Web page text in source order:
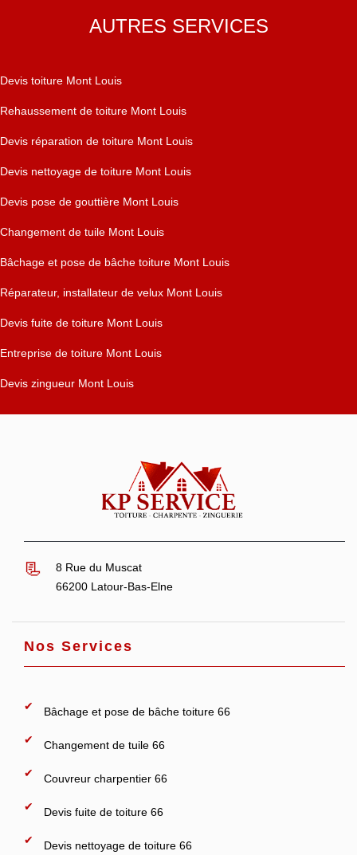
AUTRES SERVICES
Devis toiture Mont Louis
Rehaussement de toiture Mont Louis
Devis réparation de toiture Mont Louis
Devis nettoyage de toiture Mont Louis
Devis pose de gouttière Mont Louis
Changement de tuile Mont Louis
Bâchage et pose de bâche toiture Mont Louis
Réparateur, installateur de velux Mont Louis
Devis fuite de toiture Mont Louis
Entreprise de toiture Mont Louis
Devis zingueur Mont Louis
8 Rue du Muscat
66200 Latour-Bas-Elne
Nos Services
Bâchage et pose de bâche toiture 66
Changement de tuile 66
Couvreur charpentier 66
Devis fuite de toiture 66
Devis nettoyage de toiture 66